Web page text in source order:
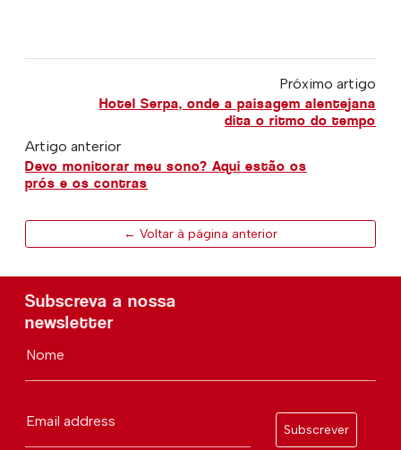
Próximo artigo
Hotel Serpa, onde a paisagem alentejana
dita o ritmo do tempo
Artigo anterior
Devo monitorar meu sono? Aqui estão os
prós e os contras
← Voltar à página anterior
Subscreva a nossa
newsletter
Nome
Email address
Subscrever